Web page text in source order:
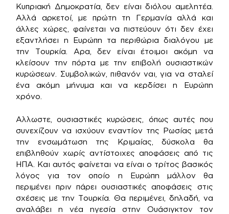
Κυπριακή Δημοκρατία, δεν είναι διόλου αμελητέα.
Αλλά αρκετοί, με πρώτη τη Γερμανία αλλά και
άλλες χώρες, φαίνεται να πιστεύουν ότι δεν έχει
εξαντλήσει η Ευρώπη τα περιθώρια διαλόγου με
την Τουρκία. Αρα, δεν είναι έτοιμοι ακόμη να
κλείσουν την πόρτα με την επιβολή ουσιαστικών
κυρώσεων. Συμβολικών, πιθανόν ναι, για να σταλεί
ένα ακόμη μήνυμα και να κερδίσει η Ευρώπη
χρόνο.
Αλλωστε, ουσιαστικές κυρώσεις, όπως αυτές που
συνεχίζουν να ισχύουν εναντίον της Ρωσίας μετά
την ενσωμάτωση της Κριμαίας, δύσκολα θα
επιβληθούν χωρίς αντίστοιχες αποφάσεις από τις
ΗΠΑ. Και αυτός φαίνεται να είναι ο τρίτος βασικός
λόγος για τον οποίο η Ευρώπη μάλλον θα
περιμένει πριν πάρει ουσιαστικές αποφάσεις στις
σχέσεις με την Τουρκία. Θα περιμένει, δηλαδή, να
αναλάβει η νέα ηγεσία στην Ουάσιγκτον τον